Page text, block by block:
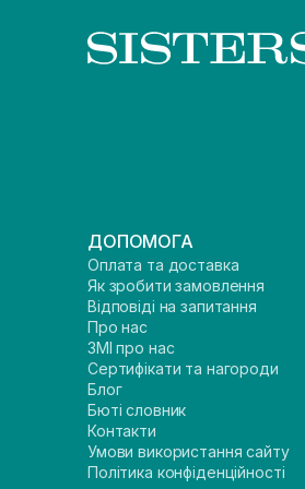
ДОПОМОГА
Оплата та доставка
Як зробити замовлення
Відповіді на запитання
Про нас
ЗМІ про нас
Сертифікати та нагороди
Блог
Бюті словник
Контакти
Умови використання сайту
Політика конфіденційності